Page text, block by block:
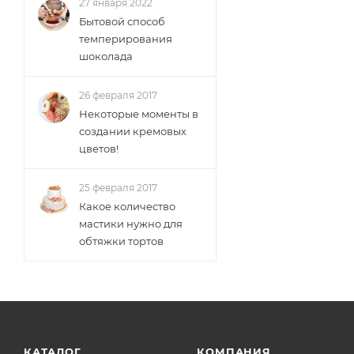
27 января 2022
Бытовой способ
темперирования
шоколада
26 февраля 2017
Некоторые моменты в
создании кремовых
цветов!
25 февраля 2017
Какое количество
мастики нужно для
обтяжки тортов